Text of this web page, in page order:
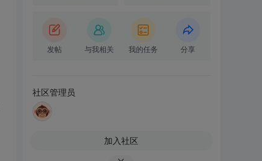
发帖 与我相关 我的任务 分享
社区管理员
加入社区